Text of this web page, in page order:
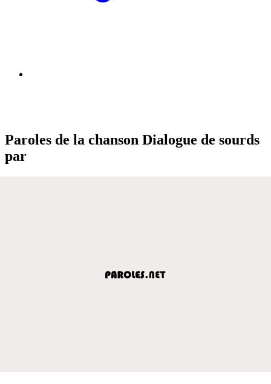
Paroles de la chanson Dialogue de sourds
par